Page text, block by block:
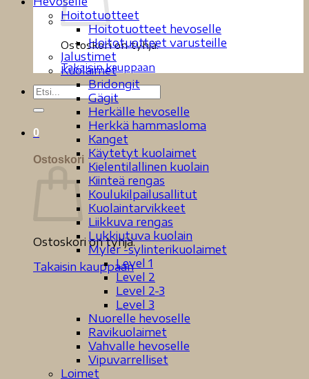
Ostoskori on tyhjä.
Takaisin kauppaan
Etsi:
0
Ostoskori
Ostoskori on tyhjä.
Takaisin kauppaan
Hoitotuotteet
Hoitotuotteet hevoselle
Hoitotuotteet varusteille
Jalustimet
Kuolaimet
Bridongit
Gägit
Herkälle hevoselle
Herkkä hammasloma
Kanget
Käytetyt kuolaimet
Kielentilallinen kuolain
Kiinteä rengas
Koulukilpailusallitut
Kuolaintarvikkeet
Liikkuva rengas
Lukkiutuva kuolain
Myler -sylinterikuolaimet
Level 1
Level 2
Level 2-3
Level 3
Nuorelle hevoselle
Ravikuolaimet
Vahvalle hevoselle
Vipuvarrelliset
Loimet